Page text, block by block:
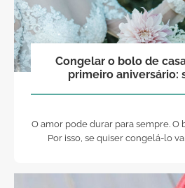
Congelar o bolo de
primeiro aniversário:
O amor pode durar para sempre. O
Por isso, se quiser congelá-lo